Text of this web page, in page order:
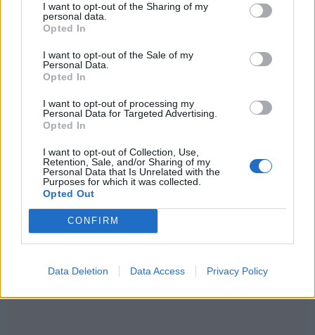
I want to opt-out of the Sharing of my
personal data.
Opted In
I want to opt-out of the Sale of my
Personal Data.
Opted In
I want to opt-out of processing my
Personal Data for Targeted Advertising.
Opted In
I want to opt-out of Collection, Use,
Retention, Sale, and/or Sharing of my
Personal Data that Is Unrelated with the
Purposes for which it was collected.
Opted Out
CONFIRM
Data Deletion Data Access Privacy Policy
Μέσα από τα social media ο πρώην
παίκτης του ριάλιτι μοιράζεται
φωτογραφίες και βίντεο, έχοντας στο
πλευρό του τις αδελφές του και τον πατέρα
του, ο οποίος τα τελευταία 24ωρα
βρίσκεται στο Μαϊάμι, παρακολουθώντας
την πορεία του.
Το απόγευμα του Σαββάτου 4 Ιουλίου ο
Σταύρος Φλώρος μοιράστηκε νέες
φωτογραφίες και βίντεο:
Δες αναλυτικά στην παρακάτω ανάρτηση: